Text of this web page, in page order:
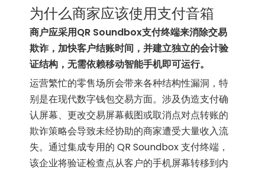
为什么商家应该使用支付音箱
商户应采用QR Soundbox支付终端来消除交易
欺诈，加快客户结账时间，并建立独立的会计验
证结构，无需依赖移动智能手机即可运行。
运营繁忙的零售场所会带来各种结构性漏洞，特
别是在现代数字钱包交易方面。涉及伪造支付确
认屏幕、更改交易屏幕截图或取消点对点转账的
欺诈策略会导致未经协助的商家遭受大量收入流
失。通过集成专用的 QR Soundbox 支付终端，
该企业将验证检查点从客户的手机屏幕转移到内